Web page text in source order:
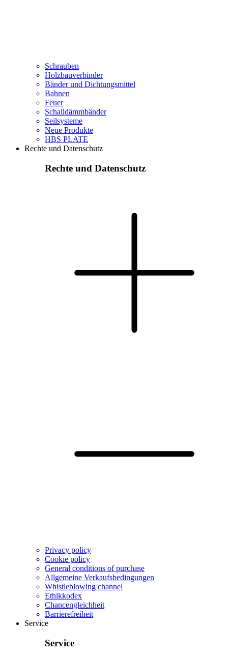
Schrauben
Holzbauverbinder
Bänder und Dichtungsmittel
Bahnen
Feuer
Schalldämmbänder
Seilsysteme
Neue Produkte
HBS PLATE
Rechte und Datenschutz
Rechte und Datenschutz
Privacy policy
Cookie policy
General conditions of purchase
Allgemeine Verkaufsbedingungen
Whistleblowing channel
Ethikkodex
Chancengleichheit
Barrierefreiheit
Service
Service